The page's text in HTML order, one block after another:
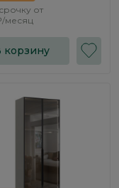
от
месяц
корзину